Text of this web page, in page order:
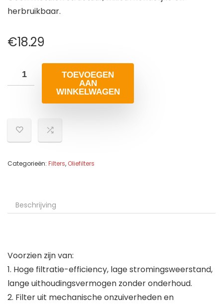
herbruikbaar.
€18.29
TOEVOEGEN
AAN
WINKELWAGEN
Categorieën: Filters, Oliefilters
Beschrijving
Voorzien zijn van:
1. Hoge filtratie-efficiency, lage stromingsweerstand,
lange uithoudingsvermogen zonder onderhoud.
2. Filter uit mechanische onzuiverheden en